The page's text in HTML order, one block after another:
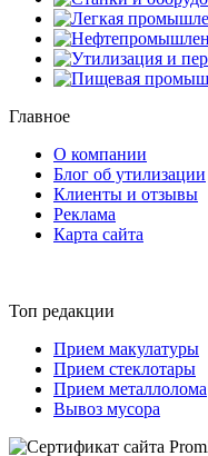
Главное
О компании
Блог об утилизации
Клиенты и отзывы
Реклама
Карта сайта
Топ редакции
Прием макулатуры
Прием стеклотары
Прием металлолома
Вывоз мусора